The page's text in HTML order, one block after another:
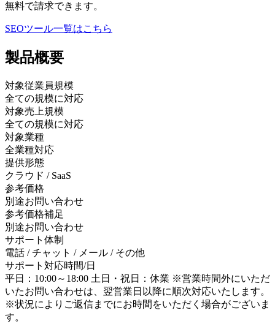
無料で請求できます。
SEOツール一覧はこちら
製品概要
対象従業員規模
全ての規模に対応
対象売上規模
全ての規模に対応
対象業種
全業種対応
提供形態
クラウド / SaaS
参考価格
別途お問い合わせ
参考価格補足
別途お問い合わせ
サポート体制
電話 / チャット / メール / その他
サポート対応時間/日
平日：10:00～18:00 土日・祝日：休業 ※営業時間外にいただ
いたお問い合わせは、翌営業日以降に順次対応いたします。
※状況によりご返信までにお時間をいただく場合がございま
す。